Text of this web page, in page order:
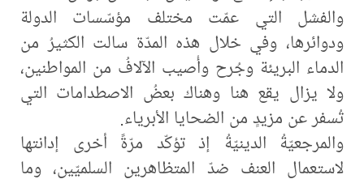
والفشل التي عمّت مختلف مؤسّسات الدولة
ودوائرها، وفي خلال هذه المدّة سالت الكثيرُ من
الدماء البريئة وجُرح وأُصيب الآلافُ من المواطنين،
ولا يزال يقع هنا وهناك بعضُ الاصطدامات التي
تُسفر عن مزيدٍ من الضحايا الأبرياء.
والمرجعيّةُ الدينيّةُ إذ تؤكّد مرّةً أخرى إدانتها
لاستعمال العنف ضدّ المتظاهرين السلميّين، وما